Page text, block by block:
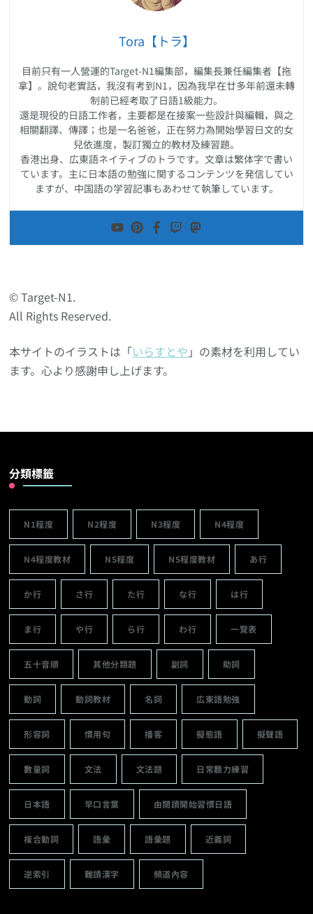
Tora【トラ】
目前只有一人營運的Target-N1編集部，編集長兼任編集者【拖
拿】。說句老實話，我沒有考到N1，因為我早在廿多年前還未轉
制前已經考取了日語1級能力。
還是現役的日語工作者，主要都是在接案一些設計與編輯，與之
相關翻譯、傳譯；也是一名爸爸，正在努力為開始學習日文的女
兒依進度，製訂獨立的教材及練習題。
香港出身、広東語ネイティブのトラです。文章は繁体字で書い
ています。主に日本語の勉強に関するコンテンツを発信してい
ますが、中国語の学習記事もあわせて執筆しています。
© Target-N1.
All Rights Reserved.
本サイトのイラストは「いらすとや 」の素材を利用してい
ます。心より感謝申し上げます。
分類標籤
N1程度 N2程度 N3程度 N4程度
N4程度教材 N5程度 N5程度教材 あ行
か行 さ行 た行 な行 は行
ま行 や行 ら行 わ行 一覽表
五十音順 其他分類題 副詞 助詞
動詞 動詞教材 名詞 広東語勉強
形容詞 慣用句 播客 擬態語 擬聲語
數量詞 文法 文法題 日常聽力練習
日本語 早口言葉 由閱讀開始習慣日語
複合動詞 語彙 語彙題 近義詞
逆索引 難讀漢字 頻道內容